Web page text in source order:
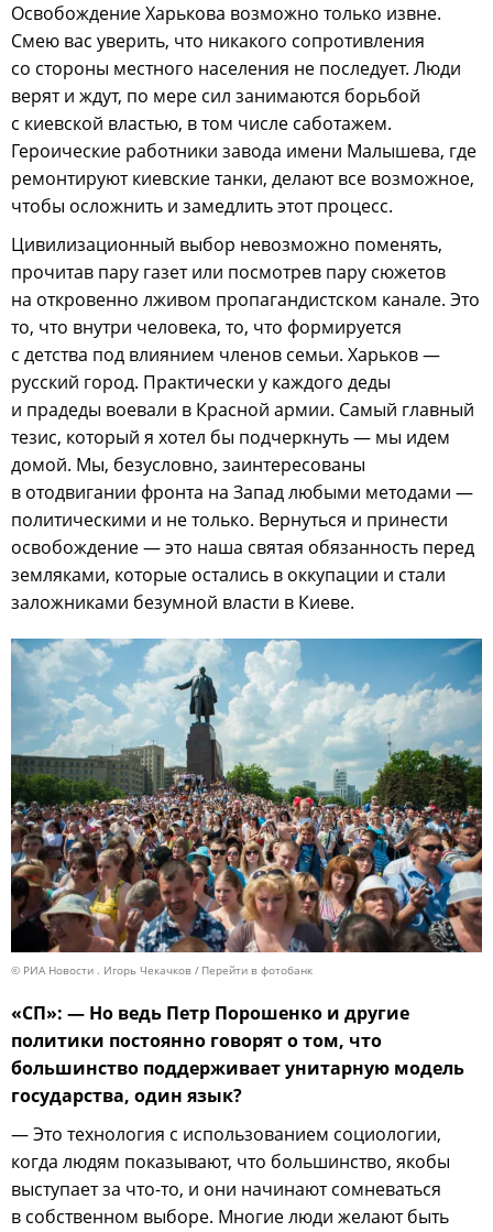
Освобождение Харькова возможно только извне.
Смею вас уверить, что никакого сопротивления
со стороны местного населения не последует. Люди
верят и ждут, по мере сил занимаются борьбой
с киевской властью, в том числе саботажем.
Героические работники завода имени Малышева, где
ремонтируют киевские танки, делают все возможное,
чтобы осложнить и замедлить этот процесс.
Цивилизационный выбор невозможно поменять,
прочитав пару газет или посмотрев пару сюжетов
на откровенно лживом пропагандистском канале. Это
то, что внутри человека, то, что формируется
с детства под влиянием членов семьи. Харьков —
русский город. Практически у каждого деды
и прадеды воевали в Красной армии. Самый главный
тезис, который я хотел бы подчеркнуть — мы идем
домой. Мы, безусловно, заинтересованы
в отодвигании фронта на Запад любыми методами —
политическими и не только. Вернуться и принести
освобождение — это наша святая обязанность перед
земляками, которые остались в оккупации и стали
заложниками безумной власти в Киеве.
© РИА Новости . Игорь Чекачков Перейти в фотобанк
«СП»: — Но ведь Петр Порошенко и другие
политики постоянно говорят о том, что
большинство поддерживает унитарную модель
государства, один язык?
— Это технология с использованием социологии,
когда людям показывают, что большинство, якобы
выступает за что-то, и они начинают сомневаться
в собственном выборе. Многие люди желают быть